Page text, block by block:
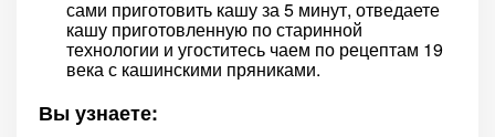
сами приготовить кашу за 5 минут, отведаете
кашу приготовленную по старинной
технологии и угоститесь чаем по рецептам 19
века с кашинскими пряниками.
Вы узнаете: